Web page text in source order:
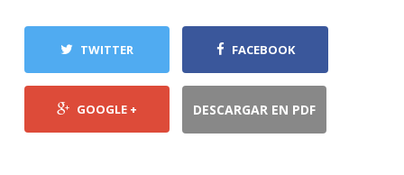
TWITTER FACEBOOK
GOOGLE + DESCARGAR EN PDF